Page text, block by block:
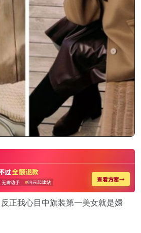
正我心目中旗装第一美女就是嬛